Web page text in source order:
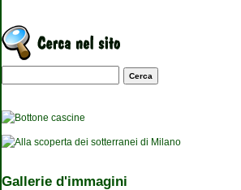
Maschera di ricerca
Gallerie d'immagini